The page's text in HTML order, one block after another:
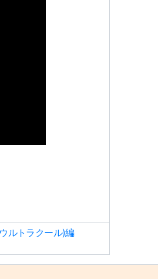
ルトラクール)編